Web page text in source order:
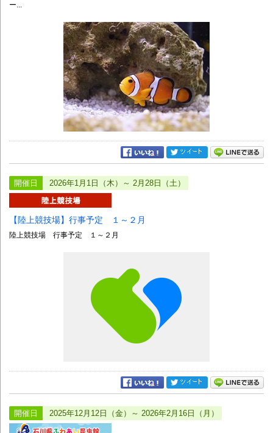
ー...
開催日 2026年1月1日（木）～ 2月28日（土）
【陸上競技場】行事予定 １～２月
陸上競技場 行事予定 １～２月
開催日 2025年12月12日（金）～ 2026年2月16日（月）